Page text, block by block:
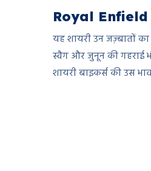
Royal Enfield
यह शायरी उन जज़्बातों
स्वैग और जुनून की गहराई
शायरी बाइकर्स की उस